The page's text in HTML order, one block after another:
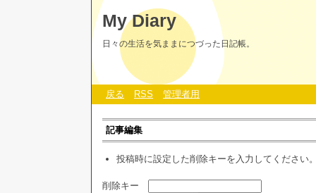
My Diary
日々の生活を気ままにつづった日記帳。
戻る RSS 管理者用
記事編集
投稿時に設定した削除キーを入力してください
削除キー